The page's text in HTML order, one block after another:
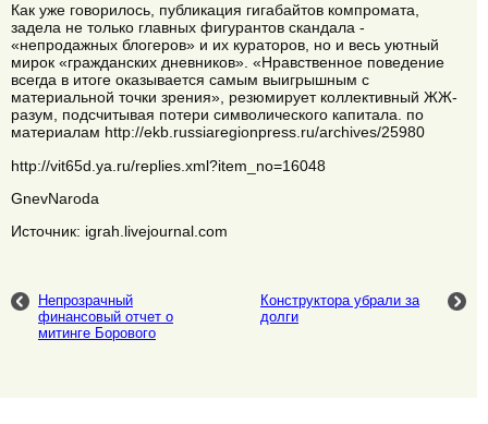
Как уже говорилось, публикация гигабайтов компромата,
задела не только главных фигурантов скандала -
«непродажных блогеров» и их кураторов, но и весь уютный
мирок «гражданских дневников». «Нравственное поведение
всегда в итоге оказывается самым выигрышным с
материальной точки зрения», резюмирует коллективный ЖЖ-
разум, подсчитывая потери символического капитала. по
материалам http://ekb.russiaregionpress.ru/archives/25980
http://vit65d.ya.ru/replies.xml?item_no=16048
GnevNaroda
Источник: igrah.livejournal.com
Непрозрачный
финансовый отчет о
митинге Борового
Конструктора убрали за
долги